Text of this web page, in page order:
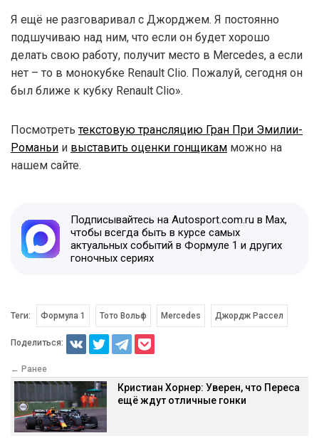
Я ещё не разговаривал с Джорджем. Я постоянно
подшучиваю над ним, что если он будет хорошо
делать свою работу, получит место в Mercedes, а если
нет – то в монокубке Renault Clio. Пожалуй, сегодня он
был ближе к кубку Renault Clio».
Посмотретьтекстовую трансляцию Гран При Эмилии-
Романьи и выставить оценки гонщикам можно на
нашем сайте.
Подписывайтесь на Autosport.com.ru в Max,
чтобы всегда быть в курсе самых
актуальных событий в Формуле 1 и других
гоночных сериях
Теги: Формула 1 Тото Вольф Mercedes Джордж Рассел
Поделиться:
← Ранее
Кристиан Хорнер: Уверен, что Переса
ещё ждут отличные гонки